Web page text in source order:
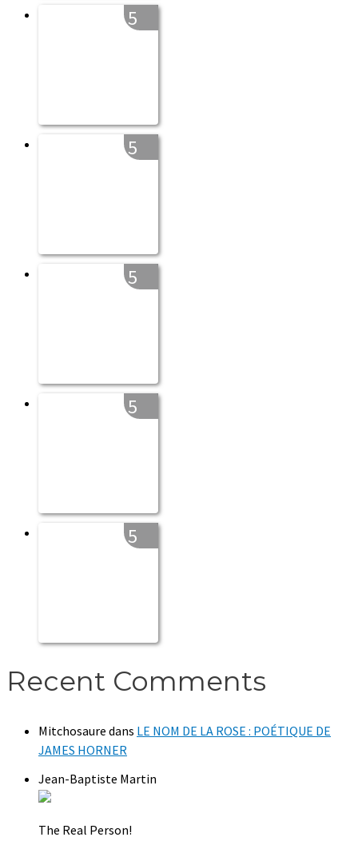
5
5
5
5
5
Recent Comments
Mitchosaure dans LE NOM DE LA ROSE : POÉTIQUE DE
JAMES HORNER
Jean-Baptiste Martin
The Real Person!